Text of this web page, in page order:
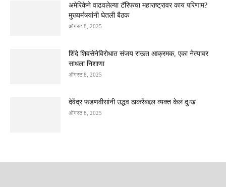
अमेरिकेने वाढवलेल्या टॅरिफचा महाराष्ट्रावर काय परिणाम?
मुख्यमंत्र्यांनी घेतली बैठक
ऑगस्ट 8, 2025
शिंदे शिवसेनेविरोधात संजय राऊत आक्रमक, एका नेत्यावर
साधला निशाणा
ऑगस्ट 8, 2025
देवेंद्र फडणवीसांनी उद्धव ठाकरेंबद्दल व्यक्त केलं दुःख
ऑगस्ट 8, 2025